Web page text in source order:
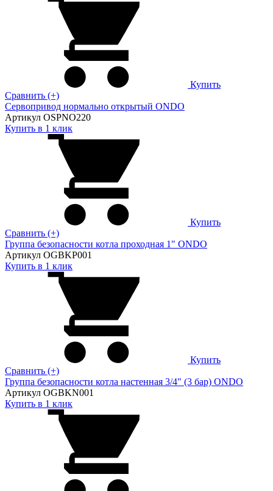
Купить
Сравнить (+)
Сервопривод нормально открытый ONDO
Артикул OSPNO220
Купить в 1 клик
Купить
Сравнить (+)
Группа безопасности котла проходная 1" ONDO
Артикул OGBKP001
Купить в 1 клик
Купить
Сравнить (+)
Группа безопасности котла настенная 3/4" (3 бар) ONDO
Артикул OGBKN001
Купить в 1 клик